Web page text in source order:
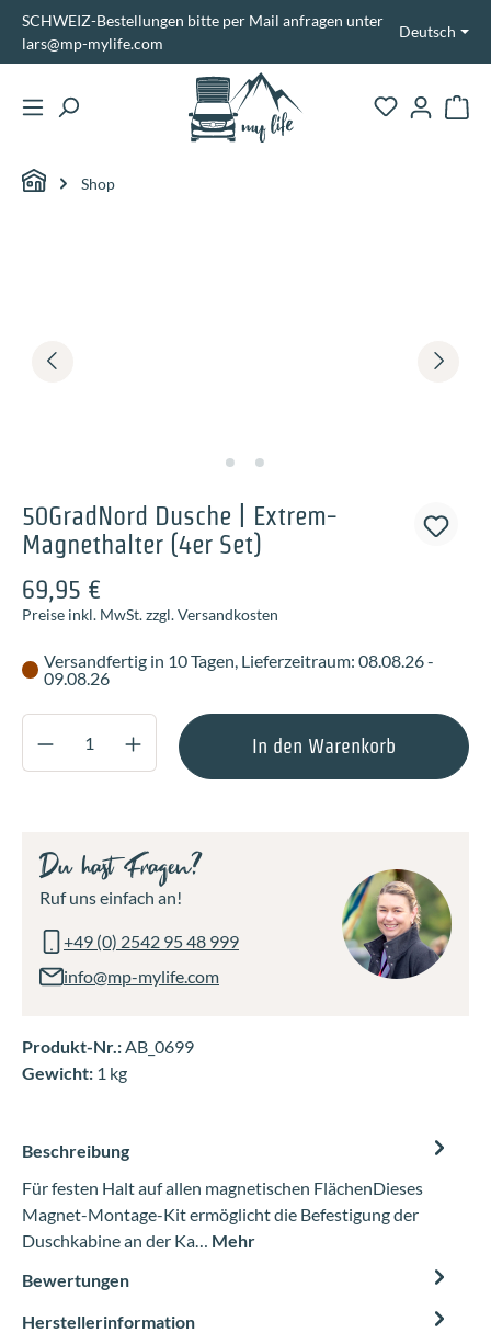
springen
SCHWEIZ-Bestellungen bitte per Mail anfragen unter
lars@mp-mylife.com
Deutsch
Shop
50GradNord Dusche | Extrem-
Magnethalter (4er Set)
69,95 €
Preise inkl. MwSt. zzgl. Versandkosten
Versandfertig in 10 Tagen, Lieferzeitraum: 08.08.26 -
09.08.26
Produkt Anzahl: Gib den gewünschten
In den Warenkorb
Du hast Fragen?
Ruf uns einfach an!
+49 (0) 2542 95 48 999
info@mp-mylife.com
Produkt-Nr.:AB_0699
Gewicht: 1 kg
Beschreibung
Für festen Halt auf allen magnetischen FlächenDieses
Magnet-Montage-Kit ermöglicht die Befestigung der
Duschkabine an der Ka… Mehr
Bewertungen
Herstellerinformation